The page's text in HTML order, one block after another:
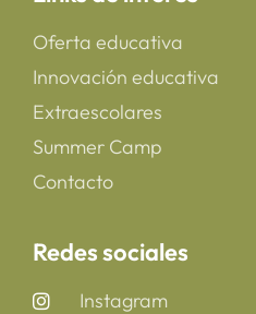
Oferta educativa
Innovación educativa
Extraescolares
Summer Camp
Contacto
Redes sociales
Instagram